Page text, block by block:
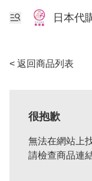
日本代
< 返回商品列表
很抱歉
無法在網站上
請檢查商品連